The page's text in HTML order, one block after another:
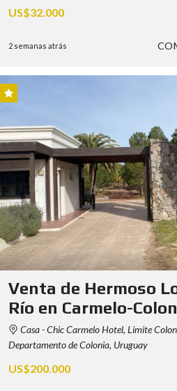
US$32.000
2 semanas atrás
Venta de Hermoso
Río en Carmelo-
Casa - Chic Carmelo Hotel, Limite
Departamento de Colonia, Uruguay
US$200.000